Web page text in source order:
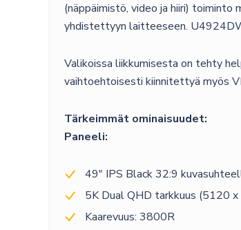
(näppäimistö, video ja hiiri)
yhdistettyyn laitteeseen.
Valikoissa liikkumisesta on tehty
vaihtoehtoisesti kiinnitettyä myös
Tärkeimmät ominaisuudet:
Paneeli:
49″ IPS Black 32:9
5K Dual QHD tarkkuus (5120
Kaarevuus: 3800R